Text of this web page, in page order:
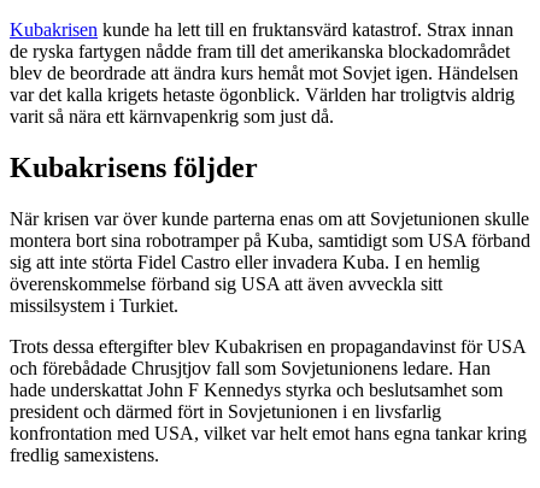
Kubakrisen kunde ha lett till en fruktansvärd katastrof. Strax innan
de ryska fartygen nådde fram till det amerikanska blockadområdet
blev de beordrade att ändra kurs hemåt mot Sovjet igen. Händelsen
var det kalla krigets hetaste ögonblick. Världen har troligtvis aldrig
varit så nära ett kärnvapenkrig som just då.
Kubakrisens följder
När krisen var över kunde parterna enas om att Sovjetunionen skulle
montera bort sina robotramper på Kuba, samtidigt som USA förband
sig att inte störta Fidel Castro eller invadera Kuba. I en hemlig
överenskommelse förband sig USA att även avveckla sitt
missilsystem i Turkiet.
Trots dessa eftergifter blev Kubakrisen en propagandavinst för USA
och förebådade Chrusjtjov fall som Sovjetunionens ledare. Han
hade underskattat John F Kennedys styrka och beslutsamhet som
president och därmed fört in Sovjetunionen i en livsfarlig
konfrontation med USA, vilket var helt emot hans egna tankar kring
fredlig samexistens.